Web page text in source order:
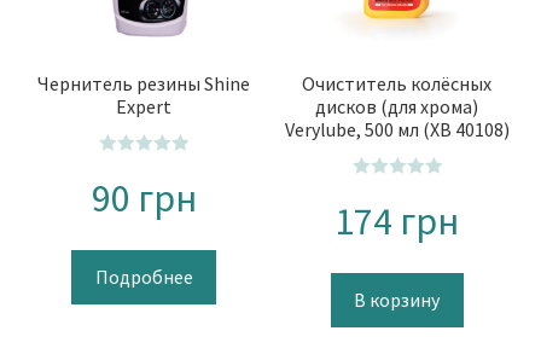
Чернитель резины Shine
Expert
ц
н
к
а
90 грн
Подробнее
Очиститель колёсных
дисков (для хрома)
Verylube, 500 мл (XB 40108)
ц
н
к
а
174 грн
В корзину